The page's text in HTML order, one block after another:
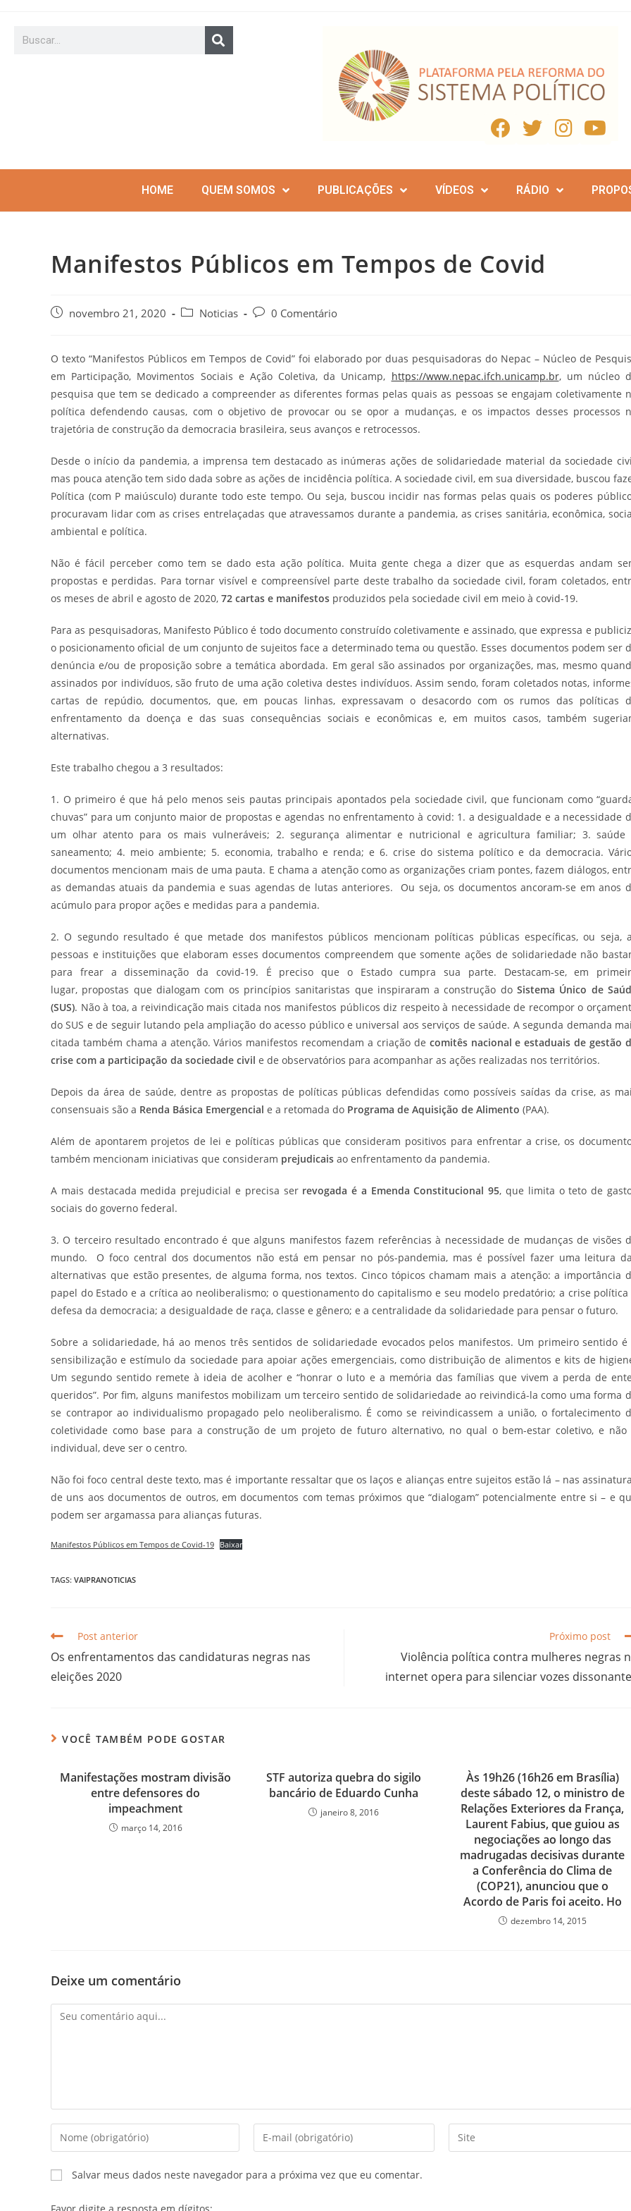
HOME QUEM SOMOS PUBLICAÇÕES VÍDEOS RÁDIO
Manifestos Públicos em Tempos de Covid
novembro 21, 2020 Noticias 0 Comentário
O texto “Manifestos Públicos em Tempos de Covid” foi elaborado por duas pesquisadoras do Nepac – Núcleo de
em Participação, Movimentos Sociais e Ação Coletiva, da Unicamp, https://www.nepac.ifch.unicamp.br, um núcleo
pesquisa que tem se dedicado a compreender as diferentes formas pelas quais as pessoas se engajam coletivamente
política defendendo causas, com o objetivo de provocar ou se opor a mudanças, e os impactos desses processos
trajetória de construção da democracia brasileira, seus avanços e retrocessos.
Desde o início da pandemia, a imprensa tem destacado as inúmeras ações de solidariedade material da sociedade
mas pouca atenção tem sido dada sobre as ações de incidência política. A sociedade civil, em sua diversidade, buscou
Política (com P maiúsculo) durante todo este tempo. Ou seja, buscou incidir nas formas pelas quais os poderes
procuravam lidar com as crises entrelaçadas que atravessamos durante a pandemia, as crises sanitária, econômica,
ambiental e política.
Não é fácil perceber como tem se dado esta ação política. Muita gente chega a dizer que as esquerdas andam
propostas e perdidas. Para tornar visível e compreensível parte deste trabalho da sociedade civil, foram coletados,
os meses de abril e agosto de 2020, 72 cartas e manifestos produzidos pela sociedade civil em meio à covid-19.
Para as pesquisadoras, Manifesto Público é todo documento construído coletivamente e assinado, que expressa e
o posicionamento oficial de um conjunto de sujeitos face a determinado tema ou questão. Esses documentos podem ser
denúncia e/ou de proposição sobre a temática abordada. Em geral são assinados por organizações, mas, mesmo
assinados por indivíduos, são fruto de uma ação coletiva destes indivíduos. Assim sendo, foram coletados notas,
cartas de repúdio, documentos, que, em poucas linhas, expressavam o desacordo com os rumos das políticas
enfrentamento da doença e das suas consequências sociais e econômicas e, em muitos casos, também
alternativas.
Este trabalho chegou a 3 resultados:
1. O primeiro é que há pelo menos seis pautas principais apontados pela sociedade civil, que funcionam como
chuvas” para um conjunto maior de propostas e agendas no enfrentamento à covid: 1. a desigualdade e a necessidade
um olhar atento para os mais vulneráveis; 2. segurança alimentar e nutricional e agricultura familiar; 3. saúde
saneamento; 4. meio ambiente; 5. economia, trabalho e renda; e 6. crise do sistema político e da democracia.
documentos mencionam mais de uma pauta. E chama a atenção como as organizações criam pontes, fazem diálogos,
as demandas atuais da pandemia e suas agendas de lutas anteriores. Ou seja, os documentos ancoram-se em anos
acúmulo para propor ações e medidas para a pandemia.
2. O segundo resultado é que metade dos manifestos públicos mencionam políticas públicas específicas, ou seja,
pessoas e instituições que elaboram esses documentos compreendem que somente ações de solidariedade não
para frear a disseminação da covid-19. É preciso que o Estado cumpra sua parte. Destacam-se, em
lugar, propostas que dialogam com os princípios sanitaristas que inspiraram a construção doSistema Único de
(SUS). Não à toa, a reivindicação mais citada nos manifestos públicos diz respeito à necessidade de recompor o
do SUS e de seguir lutando pela ampliação do acesso público e universal aos serviços de saúde. A segunda demanda
citada também chama a atenção. Vários manifestos recomendam a criação de comitês nacional e estaduais de gestão
crise com a participação da sociedade civil e de observatórios para acompanhar as ações realizadas nos territórios.
Depois da área de saúde, dentre as propostas de políticas públicas defendidas como possíveis saídas da crise, as
consensuais são a Renda Básica Emergencial e a retomada do Programa de Aquisição de Alimento (PAA).
Além de apontarem projetos de lei e políticas públicas que consideram positivos para enfrentar a crise, os
também mencionam iniciativas que consideram prejudicais ao enfrentamento da pandemia.
A mais destacada medida prejudicial e precisa ser revogada é a Emenda Constitucional 95, que limita o teto de
sociais do governo federal.
3. O terceiro resultado encontrado é que alguns manifestos fazem referências à necessidade de mudanças de visões
mundo. O foco central dos documentos não está em pensar no pós-pandemia, mas é possível fazer uma leitura
alternativas que estão presentes, de alguma forma, nos textos. Cinco tópicos chamam mais a atenção: a importância
papel do Estado e a crítica ao neoliberalismo; o questionamento do capitalismo e seu modelo predatório; a crise política
defesa da democracia; a desigualdade de raça, classe e gênero; e a centralidade da solidariedade para pensar o futuro.
Sobre a solidariedade, há ao menos três sentidos de solidariedade evocados pelos manifestos. Um primeiro sentido é
sensibilização e estímulo da sociedade para apoiar ações emergenciais, como distribuição de alimentos e kits de
Um segundo sentido remete à ideia de acolher e “honrar o luto e a memória das famílias que vivem a perda de
queridos”. Por fim, alguns manifestos mobilizam um terceiro sentido de solidariedade ao reivindicá-la como uma forma
se contrapor ao individualismo propagado pelo neoliberalismo. É como se reivindicassem a união, o fortalecimento
coletividade como base para a construção de um projeto de futuro alternativo, no qual o bem-estar coletivo, e não
individual, deve ser o centro.
Não foi foco central deste texto, mas é importante ressaltar que os laços e alianças entre sujeitos estão lá – nas
de uns aos documentos de outros, em documentos com temas próximos que “dialogam” potencialmente entre si – e
podem ser argamassa para alianças futuras.
Manifestos Públicos em Tempos de Covid-19 Baixar
TAGS: VAIPRANOTICIAS
Post anterior
Os enfrentamentos das candidaturas negras nas
eleições 2020
Próximo post
Violência política contra mulheres negras
internet opera para silenciar vozes
VOCÊ TAMBÉM PODE GOSTAR
Manifestações mostram divisão
entre defensores do
impeachment
março 14, 2016
STF autoriza quebra do sigilo
bancário de Eduardo Cunha
janeiro 8, 2016
Às 19h26 (16h26 em Brasília)
deste sábado 12, o ministro de
Relações Exteriores da França,
Laurent Fabius, que guiou as
negociações ao longo das
madrugadas decisivas durante
a Conferência do Clima de
(COP21), anunciou que o
Acordo de Paris foi aceito. Ho
dezembro 14, 2015
Deixe um comentário
Salvar meus dados neste navegador para a próxima vez que eu comentar.